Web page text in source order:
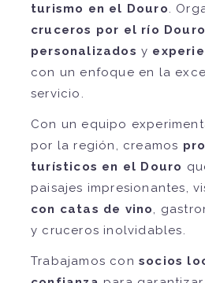
turismo en el Douro.
cruceros por el río Douro
personalizados y
con un enfoque en la
servicio.
Con un equipo
por la región, creamos
turísticos en el Douro
paisajes impresionantes,
con catas de vino,
y cruceros inolvidables.
Trabajamos con socios